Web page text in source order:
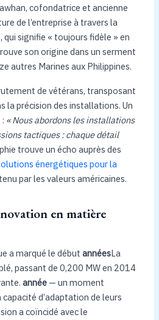
cofondatrice et ancienne
de l’entreprise à travers la
qui signifie « toujours fidèle » en
son origine dans un serment
autres Marines aux Philippines.
de vétérans, transposant
la précision des installations. Un
« Nous abordons les installations
tactiques : chaque détail
trouve un écho auprès des
énergétiques pour la
par les valeurs américaines.
en matière
a marqué le début annéesLa
passant de 0,200 MW en 2014
année— un moment
d’adaptation de leurs
a coïncidé avec le